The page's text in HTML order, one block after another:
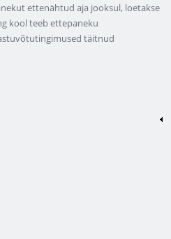
ettenähtud aja jooksul, loetakse
kool teeb ettepaneku
täitnud